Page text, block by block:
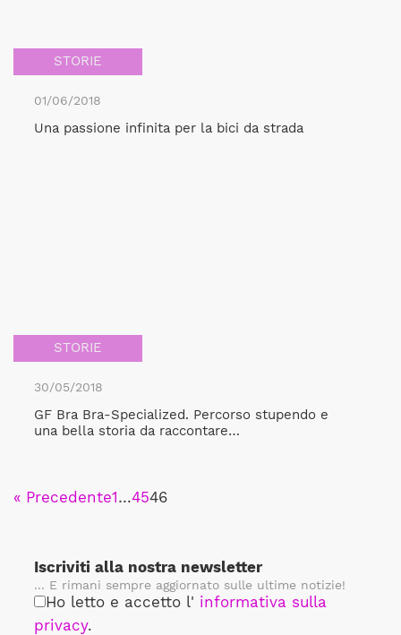
STORIE
01/06/2018
Una passione infinita per la bici da strada
STORIE
30/05/2018
GF Bra Bra-Specialized. Percorso stupendo e
una bella storia da raccontare…
« Precedente1…4546
Iscriviti alla nostra newsletter
... E rimani sempre aggiornato sulle ultime notizie!
Ho letto e accetto l' informativa sulla
privacy.